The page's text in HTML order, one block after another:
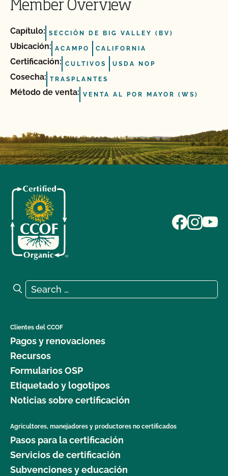
Member Overview
Capítulo: SECCIÓN DE BIG VALLEY (BV)
Ubicación: ACAMPO CALIFORNIA
Certificación: CULTIVOS USDA NOP
Cosecha: TRASPLANTES
Método de venta: VENTA AL POR MAYOR (WS)
Search for:
Search
Clientes del CCOF
Pagos y renovaciones
Recursos
Formularios OSP
Etiquetado y logotipos
Noticias sobre certificación
Agricultores, manejadores y productores no certificados
Pasos para la certificación
Servicios de certificación
Subvenciones y educación